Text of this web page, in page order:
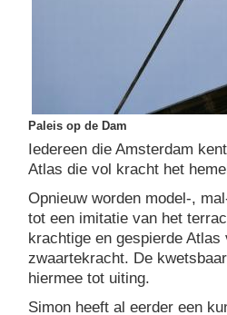
Paleis op de Dam
Iedereen die Amsterdam
Atlas die vol kracht het
Opnieuw worden model-,
tot een imitatie van het
krachtige en gespierde
zwaartekracht. De
hiermee tot uiting.
Simon heeft al eerder een